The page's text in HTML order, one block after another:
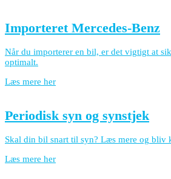
Importeret Mercedes-Benz
Når du importerer en bil, er det vigtigt at
optimalt.
Læs mere her
Periodisk syn og synstjek
Skal din bil snart til syn? Læs mere og bliv
Læs mere her